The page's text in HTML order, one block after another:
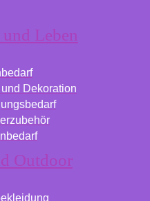
Leben
Dekoration
Outdoor